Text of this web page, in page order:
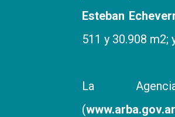
Esteban
511 y 30.908 m2;
La
(